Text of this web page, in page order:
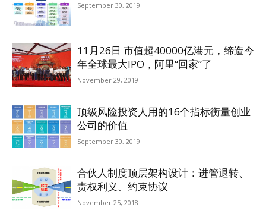
September 30, 2019
11月26日 市值超40000亿港元，缔造今
年全球最大IPO，阿里“回家”了
November 29, 2019
顶级风险投资人用的16个指标衡量创业
公司的价值
September 30, 2019
合伙人制度顶层架构设计：进管退转、
责权利义、约束协议
November 25, 2018